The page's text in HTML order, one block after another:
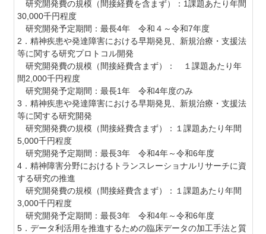
研究開発費の規模（間接経費を含まず）： 1課題あたり年間
30,000千円程度
研究開発予定期間：最長4年 令和４～令和7年度
2．精神疾患や発達障害における早期発見、新規治療・支援法
等に関する研究プロトコル開発
研究開発費の規模（間接経費含まず）： １課題あたり年
間2,000千円程度
研究開発予定期間：最長1年 令和4年度のみ
3．精神疾患や発達障害における早期発見、新規治療・支援法
等に関する研究開発
研究開発費の規模（間接経費含まず）：１課題あたり年間
5,000千円程度
研究開発予定期間：最長3年 令和4年～令和6年度
4．精神障害分野におけるトランスレーショナルリサーチに資
する研究の推進
研究開発費の規模（間接経費含まず）：１課題あたり年間
3,000千円程度
研究開発予定期間：最長3年 令和4年～令和6年度
5．データ利活用を推進するための臨床データの加工手法と質